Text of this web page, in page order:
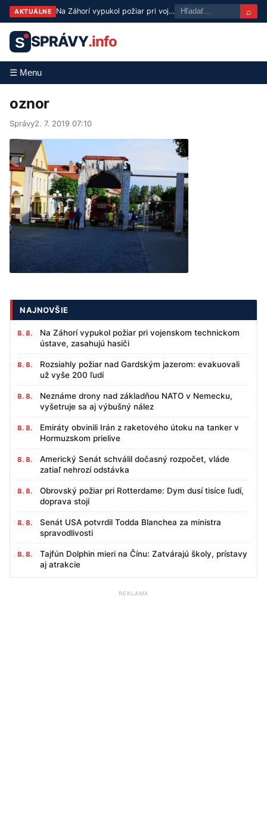
AKTUÁLNE Na Záhorí vypukol požiar pri vojenskom technickom ústave, zasahujú hasiči ⌕
S SPRÁVY.info
☰ Menu
oznor
Správy2. 7. 2019 07:10
NAJNOVŠIE
8. 8.
Na Záhorí vypukol požiar pri vojenskom technickom
ústave, zasahujú hasiči
8. 8.
Rozsiahly požiar nad Gardským jazerom: evakuovali
už vyše 200 ľudí
8. 8.
Neznáme drony nad základňou NATO v Nemecku,
vyšetruje sa aj výbušný nález
8. 8.
Emiráty obvinili Irán z raketového útoku na tanker v
Hormuzskom prielive
8. 8.
Americký Senát schválil dočasný rozpočet, vláde
zatiaľ nehrozí odstávka
8. 8.
Obrovský požiar pri Rotterdame: Dym dusí tisíce ľudí,
doprava stojí
8. 8.
Senát USA potvrdil Todda Blanchea za ministra
spravodlivosti
8. 8.
Tajfún Dolphin mieri na Čínu: Zatvárajú školy, prístavy
aj atrakcie
REKLAMA